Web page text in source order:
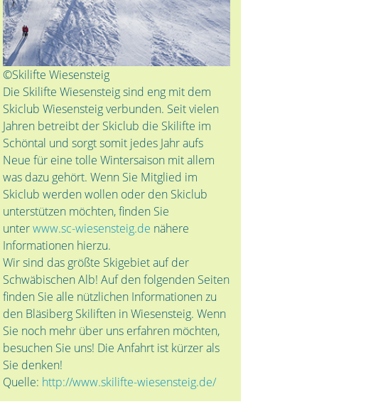
©Skilifte Wiesensteig
Die Skilifte Wiesensteig sind eng mit dem
Skiclub Wiesensteig verbunden. Seit vielen
Jahren betreibt der Skiclub die Skilifte im
Schöntal und sorgt somit jedes Jahr aufs
Neue für eine tolle Wintersaison mit allem
was dazu gehört. Wenn Sie Mitglied im
Skiclub werden wollen oder den Skiclub
unterstützen möchten, finden Sie
unterwww.sc-wiesensteig.de nähere
Informationen hierzu.
Wir sind das größte Skigebiet auf der
Schwäbischen Alb! Auf den folgenden Seiten
finden Sie alle nützlichen Informationen zu
den Bläsiberg Skiliften in Wiesensteig. Wenn
Sie noch mehr über uns erfahren möchten,
besuchen Sie uns! Die Anfahrt ist kürzer als
Sie denken!
Quelle: http://www.skilifte-wiesensteig.de/